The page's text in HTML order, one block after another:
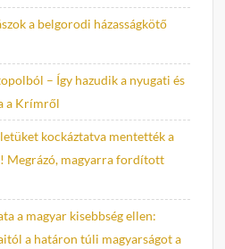
a belgorodi házasságkötő
– Így hazudik a nyugati és
a Krímről
kockáztatva mentették a
Megrázó, magyarra fordított
a magyar kisebbség ellen:
a határon túli magyarságot a